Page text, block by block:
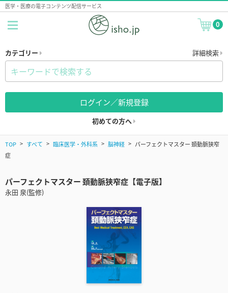
医学・医療の電子コンテンツ配信サービス
0
カテゴリー 詳細検索
ログイン／新規登録
初めての方へ
TOP すべて 臨床医学・外科系 脳神経
パーフェクトマスター 頚動脈狭窄
症
パーフェクトマスター 頚動脈狭窄症【電子版】
永田 泉(監修)